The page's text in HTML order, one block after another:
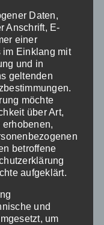
sein.
der
Durch
kann
Daten,
Anschrift, E-
einer
im Einklang mit
und in
geltenden
möchte
über Art,
erhobenen,
betroffene
aufgeklärt.
und
um